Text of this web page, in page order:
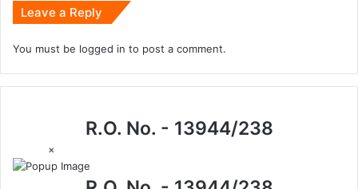
Leave a Reply
You must be logged in to post a comment.
R.O. No. - 13944/238
×